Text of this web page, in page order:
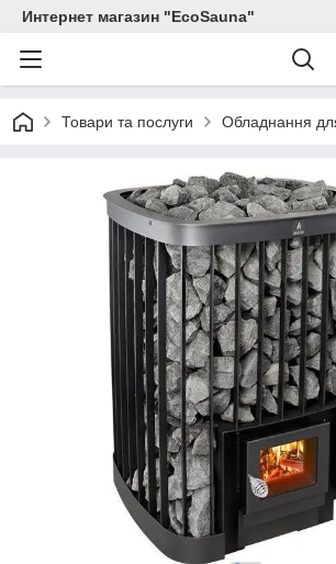
Интернет магазин "EcoSauna"
Товари та послуги Обладнання